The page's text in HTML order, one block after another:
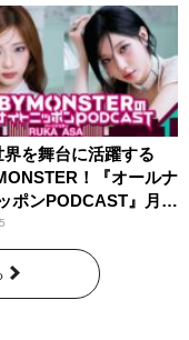
界を舞台に活躍する
！『オールナ
ポンPODCAST』月替
ソナリティ